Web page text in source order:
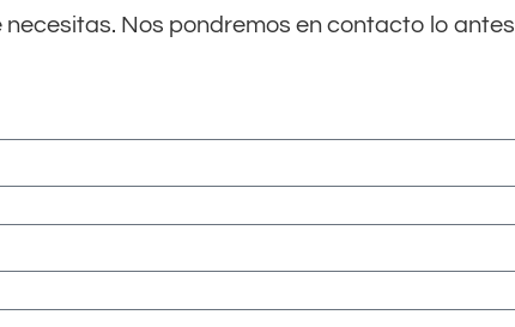
Nos pondremos en contacto lo antes